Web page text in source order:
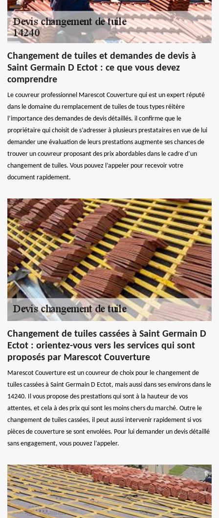
Changement de tuiles et demandes de devis à
Saint Germain D Ectot : ce que vous devez
comprendre
Le couvreur professionnel Marescot Couverture qui est un expert réputé
dans le domaine du remplacement de tuiles de tous types réitère
l’importance des demandes de devis détaillés. il confirme que le
propriétaire qui choisit de s’adresser à plusieurs prestataires en vue de lui
demander une évaluation de leurs prestations augmente ses chances de
trouver un couvreur proposant des prix abordables dans le cadre d’un
changement de tuiles. Vous pouvez l’appeler pour recevoir votre
document rapidement.
Changement de tuiles cassées à Saint Germain D
Ectot : orientez-vous vers les services qui sont
proposés par Marescot Couverture
Marescot Couverture est un couvreur de choix pour le changement de
tuiles cassées à Saint Germain D Ectot, mais aussi dans ses environs dans le
14240. Il vous propose des prestations qui sont à la hauteur de vos
attentes, et cela à des prix qui sont les moins chers du marché. Outre le
changement de tuiles cassées, il peut aussi intervenir rapidement si vos
pièces de couverture se sont envolées. Pour lui demander un devis détaillé
sans engagement, vous pouvez l’appeler.